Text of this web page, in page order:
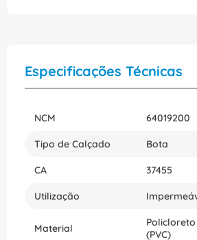
Especificações Técnicas
NCM 64019200
Tipo de Calçado Bota
CA 37455
Utilização
Material
(PVC)